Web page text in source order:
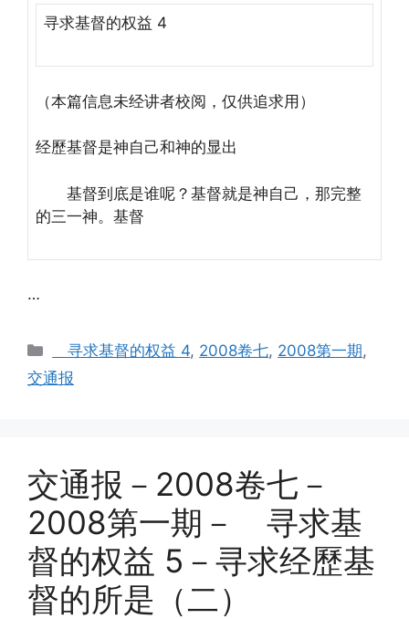
寻求基督的权益 4
（本篇信息未经讲者校阅，仅供追求用）
经歷基督是神自己和神的显出
基督到底是谁呢？基督就是神自己，那完整
的三一神。基督
…
Categories
寻求基督的权益 4, 2008卷七, 2008第一期,
交通报
交通报－2008卷七－
2008第一期－ 寻求基
督的权益 5－寻求经歷基
督的所是（二）